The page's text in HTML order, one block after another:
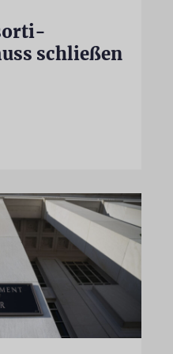
schließen